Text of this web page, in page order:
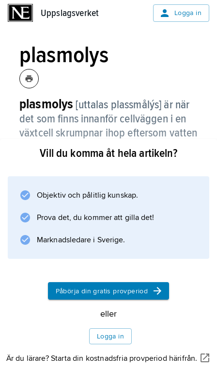
Uppslagsverket Logga in
plasmolys
plasmolys [uttalas plassmålýs] är när
det som finns innanför cellväggen i en
växtcell skrumpnar ihop eftersom vatten
vandrat ut genom cellmembranet.
mjukt cellmembran
Med mycket salt
innehåll ihop
Information om artikeln
Vill du komma åt hela artikeln?
Objektiv och pålitlig kunskap.
Prova det, du kommer att gilla det!
Marknadsledare i Sverige.
Påbörja din gratis provperiod
eller
Logga in
Är du lärare? Starta din kostnadsfria provperiod härifrån.